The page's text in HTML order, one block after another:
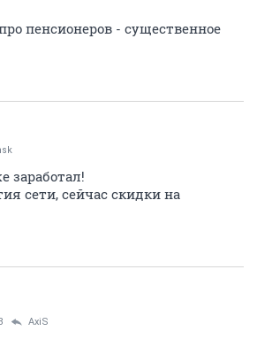
пенсионеров - существенное
заработал!
сети, сейчас скидки на
AxiS